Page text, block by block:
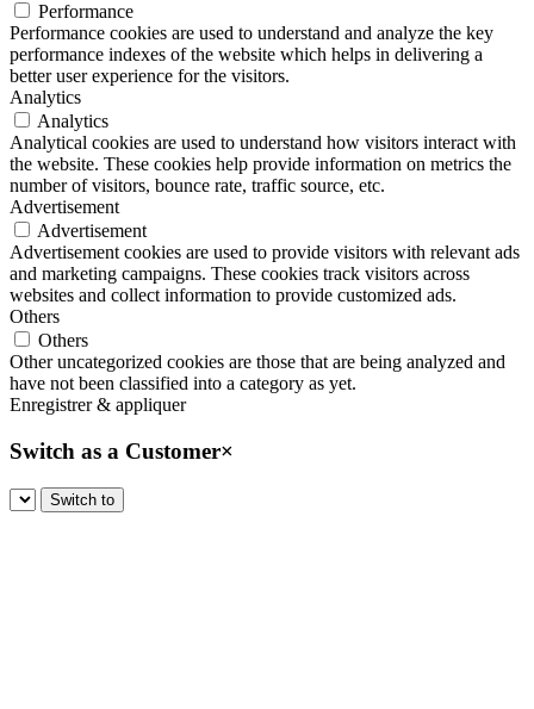
Performance
Performance cookies are used to understand and analyze the key
performance indexes of the website which helps in delivering a
better user experience for the visitors.
Analytics
Analytics
Analytical cookies are used to understand how visitors interact with
the website. These cookies help provide information on metrics the
number of visitors, bounce rate, traffic source, etc.
Advertisement
Advertisement
Advertisement cookies are used to provide visitors with relevant ads
and marketing campaigns. These cookies track visitors across
websites and collect information to provide customized ads.
Others
Others
Other uncategorized cookies are those that are being analyzed and
have not been classified into a category as yet.
Enregistrer & appliquer
Switch as a Customer×